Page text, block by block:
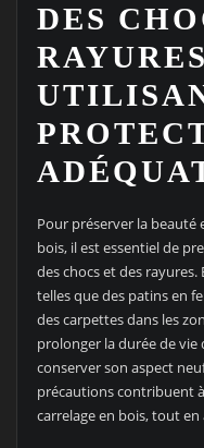
DES
Pour préserver la beauté
bois, il est essentiel de
des chocs et des
telles que des patins en
des carpettes dans les
prolonger la durée de
conserver son aspect
précautions contribuent
carrelage en bois, tout